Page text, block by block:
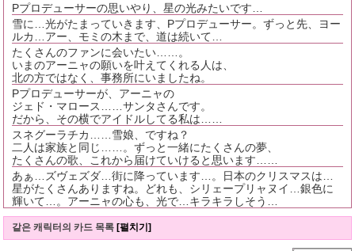
Pプロデューサーの思いやり、星の光みたいです…
雪に…光がたまっていきます、Pプロデューサー。ずっと先、ヨー
ルカ…アー、モミの木まで、道は続いて…
たくさんのファンに会いたい……。
いまのアーニャの願いを叶えてくれる人は、
北の方ではなく、事務所にいましたね。
Pプロデューサーが、アーニャの
ジェド・マロース……サンタさんです。
だから、その横でアイドルしてる私は……
スネグーラチカ……雪娘、ですね？
二人は家族と同じ……。ずっと一緒にたくさんの夢、
たくさんの歌、これから届けていけると思います……
あぁ…ズヴェズダ…街に降っています…。日本のクリスマスは…
星がたくさんありますね。どれも、シリェープリャヌイ…銀色に
輝いて…。アーニャの心も、光で…キラキラしそう…
같은 캐릭터의 카드 목록 [펼치기]